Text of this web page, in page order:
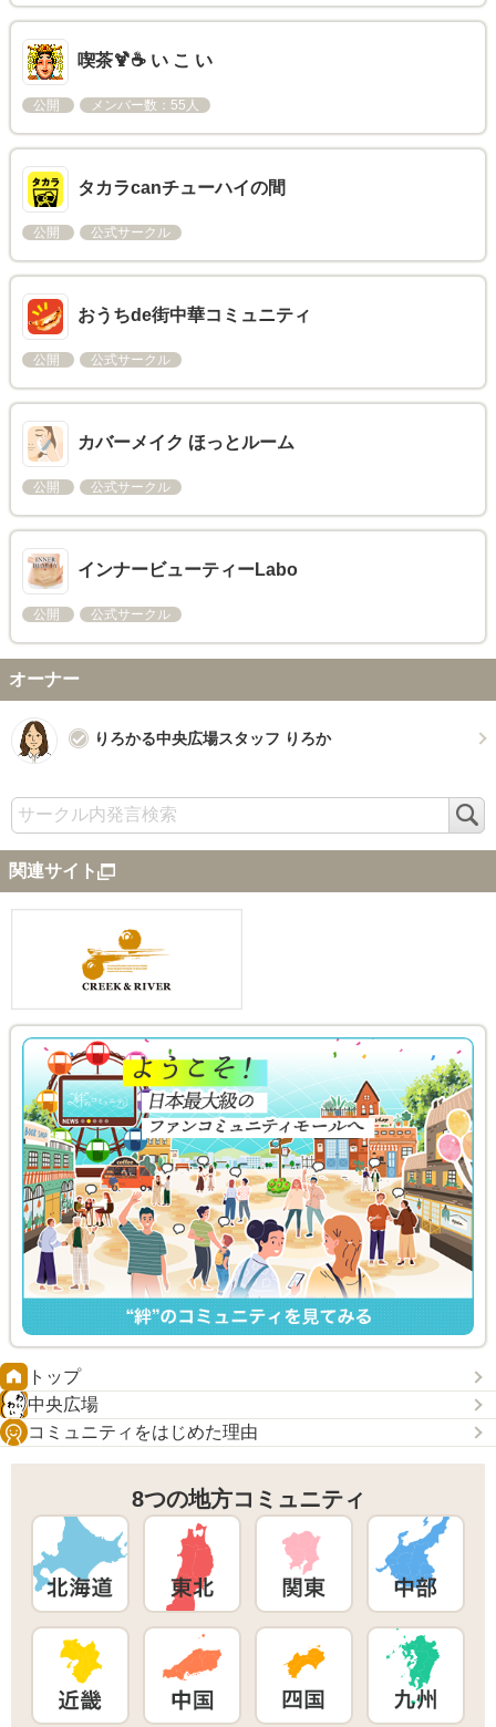
喫茶🍹☕ い こ い
公開 メンバー数：55人
タカラcanチューハイの間
公開 公式サークル
おうちde街中華コミュニティ
公開 公式サークル
カバーメイク ほっとルーム
公開 公式サークル
インナービューティーLabo
公開 公式サークル
オーナー
りろかる中央広場スタッフ りろか
関連サイト
トップ
中央広場
コミュニティをはじめた理由
8つの地方コミュニティ